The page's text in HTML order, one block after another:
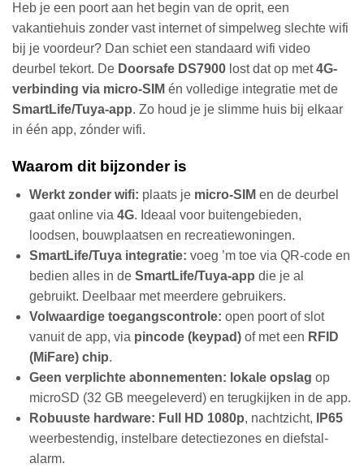
Heb je een poort aan het begin van de oprit, een
vakantiehuis zonder vast internet of simpelweg slechte wifi
bij je voordeur? Dan schiet een standaard wifi video
deurbel tekort. De Doorsafe DS7900 lost dat op met4G-
verbinding via micro-SIM én volledige integratie met de
SmartLife/Tuya-app. Zo houd je je slimme huis bij elkaar
in één app, zónder wifi.
Waarom dit bijzonder is
Werkt zonder wifi: plaats je micro-SIM en de deurbel
gaat online via 4G. Ideaal voor buitengebieden,
loodsen, bouwplaatsen en recreatiewoningen.
SmartLife/Tuya integratie: voeg ’m toe via QR-code en
bedien alles in de SmartLife/Tuya-app die je al
gebruikt. Deelbaar met meerdere gebruikers.
Volwaardige toegangscontrole: open poort of slot
vanuit de app, via pincode (keypad)of met een RFID
(MiFare) chip.
Geen verplichte abonnementen: lokale opslag op
microSD (32 GB meegeleverd) en terugkijken in de app.
Robuuste hardware: Full HD 1080p, nachtzicht,
IP65
weerbestendig, instelbare detectiezones en diefstal-
alarm.